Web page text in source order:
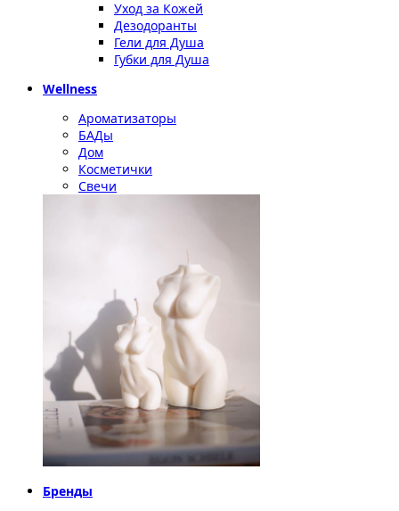
Уход за Кожей
Дезодоранты
Гели для Душа
Губки для Душа
Wellness
Ароматизаторы
БАДы
Дом
Косметички
Свечи
Бренды